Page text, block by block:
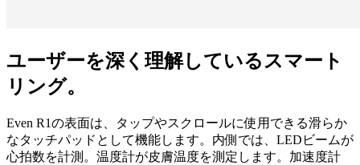
ユーザーを深く理解しているスマート
リング。
Even R1の表面は、タップやスクロールに使用できる滑らか
なタッチパッドとして機能します。内側では、LEDビームが
心拍数を計測。温度計が皮膚温度を測定します。加速度計